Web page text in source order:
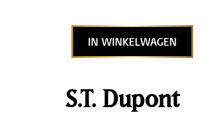
IN WINKELWAGEN
S.T. Dupont